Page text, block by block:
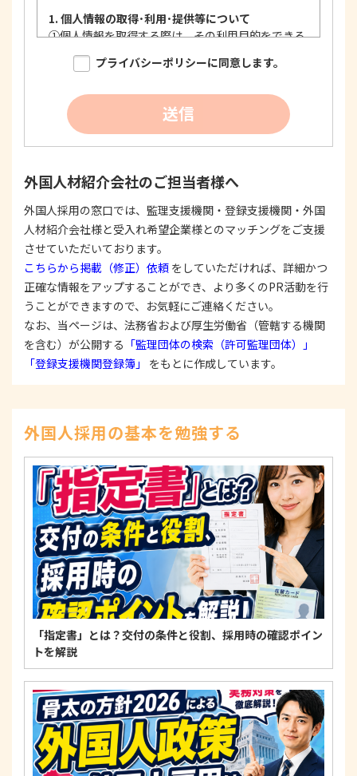
1. 個人情報の取得･利用･提供等について
①個人情報を取得する際は、その利用目的をできる
限り明確に特定し、その目的達成に必要な限度に
おいて適法かつ公正な手段を用い、同意を得て取
個人情報を利用する際は、本人に明示、通知、ま
たは公表した利用目的の範囲内に限定し、それに
反する目的外利用を行なわないための措置を講じ
する際は、本人が同意を与えた利用目的の範囲内
で、適法にこれを行います。
2. 安全対策の実施について
個人情報の正確性およびその利用の安全性を確保す
るため、情報セキュリティ対策を始めとする安全措
置を構築し、個人情報への不正アクセス、個人情報
の漏洩、滅失または毀損等の的確な防止とセキュリ
ティの是正に努めます。
3. 苦情および相談等に対する適正な対応について
本人からの苦情および相談があった場合には、適切
示、訂正、削除、または利用もしくは提供の停止等
を求められたときは、適法かつ遅滞なく応じます。
4. 法令・指針・規範の遵守について
適正な個人情報保護の実現のため、個人情報の取扱
いに関する法令、国が定める指針およびその他の規
範を遵守します。
個人情報に関するお問い合わせ窓口
〒125-0061東京都葛飾区亀有3-21-11 藍ビル202
TEL：0120-550-580
株式会社 アルフォース･ワン 個人情報保護担当
プライバシーポリシーに同意します。
送信
外国人材紹介会社のご担当者様へ
外国人採用の窓口では、監理支援機関・登録支援機関・外国
人材紹介会社様と受入れ希望企業様とのマッチングをご支援
させていただいております。
こちらから掲載（修正）依頼 をしていただければ、詳細かつ
正確な情報をアップすることができ、より多くのPR活動を行
うことができますので、お気軽にご連絡ください。
なお、当ページは、法務省および厚生労働省（管轄する機関
を含む）が公開する 「監理団体の検索（許可監理団体）」
「登録支援機関登録簿」
をもとに作成しています。
外国人採用の基本を勉強する
「指定書」とは？交付の条件と役割、採用時の確認ポイン
トを解説